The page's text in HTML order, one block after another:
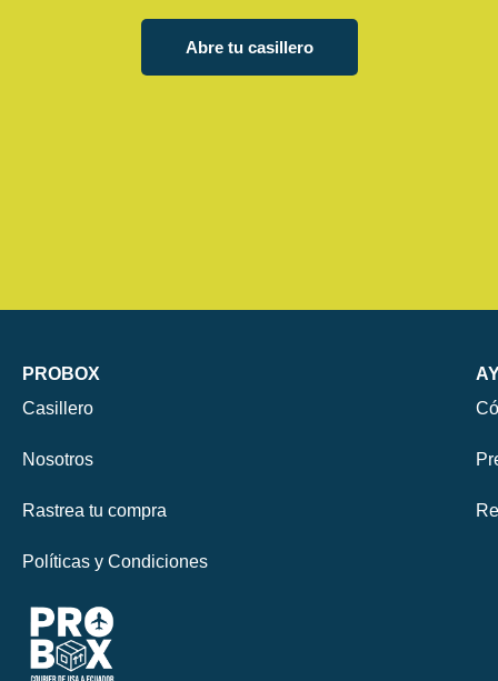
Abre tu casillero
PROBOX
Casillero
Nosotros
Rastrea tu compra
Políticas y Condiciones